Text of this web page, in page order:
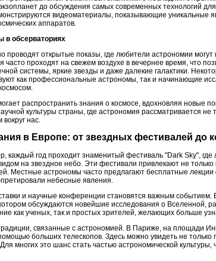
до обсуждения самых современных технологий
видеоматериалы, показывающие уникальные
аппаратов.
в обсерваториях
проводят открытые показы, где любители астрономии
проходят на свежем воздухе в вечернее время, что
системы, яркие звезды и даже далекие галактики.
как профессиональные астрономы, так и начинающие
распространить знания о космосе, вдохновляя новые
культуры страны, где астрономия рассматривается не
нас.
в Европе: от звездных фестивалей до
каждый год проходит знаменитый фестиваль "Dark Sky",
на звездное небо. Эти фестивали привлекают не
Местные астрономы часто предлагают бесплатные лекции
небесные явления.
и научные конференции становятся важным
обсуждаются новейшие исследования о Вселенной,
как ученых, так и простых зрителей, желающих больше
связанные с астрономией. В Париже, на площади
больших телескопов. Здесь можно увидеть не
многих это шанс стать частью астрономической культуры,